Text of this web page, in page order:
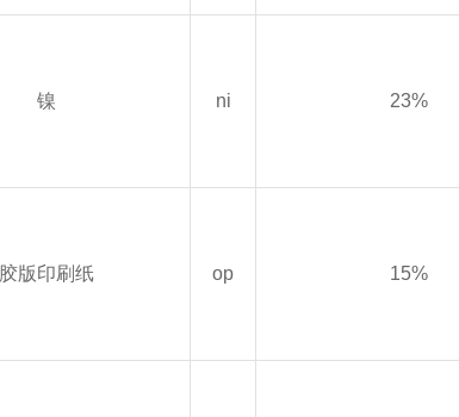
镍 ni 23%
胶版印刷纸 op 15%